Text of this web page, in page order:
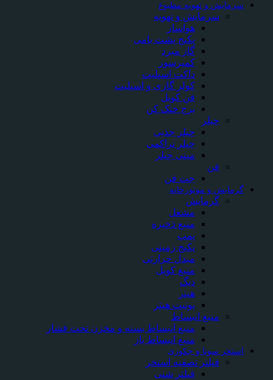
سرمایش و تهویه مطبوع
سرمایش و تهویه
هواساز
پکیج پشت بامی
گاز مبرد
کمپرسور
داکت اسپلیت
کولر گازی و اسپلیت
فن کویل
برج خنک کن
چیلر
چیلر جذبی
چیلر تراکمی
مینی چیلر
فن
جت فن
گرمایش و موتورخانه
گرمایش
مشعل
منبع ذخیره
پمپ
پکیج زمینی
مبدل حرارتی
منبع کویل
دیگ
هیتر
یونیت هیتر
منبع انبساط
منبع انبساط بسته و مخزن تحت فشار
منبع انبساط باز
استخر سونا و جکوزی
فیلتر تصفیه استخر
فیلتر شنی